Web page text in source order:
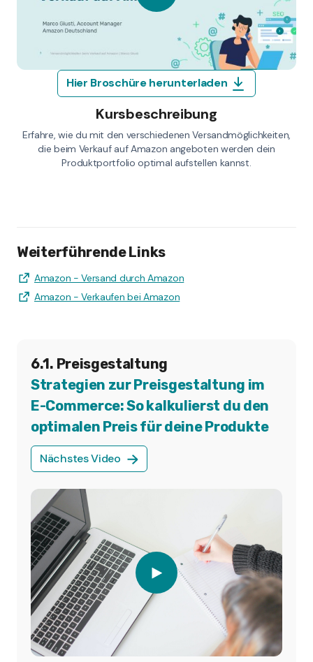
Hier Broschüre herunterladen
Kursbeschreibung
Erfahre, wie du mit den verschiedenen Versandmöglichkeiten,
die beim Verkauf auf Amazon angeboten werden dein
Produktportfolio optimal aufstellen kannst.
Weiterführende Links
Amazon - Versand durch Amazon
Amazon - Verkaufen bei Amazon
6.1. Preisgestaltung
Strategien zur Preisgestaltung im
E-Commerce: So kalkulierst du den
optimalen Preis für deine Produkte
Nächstes Video